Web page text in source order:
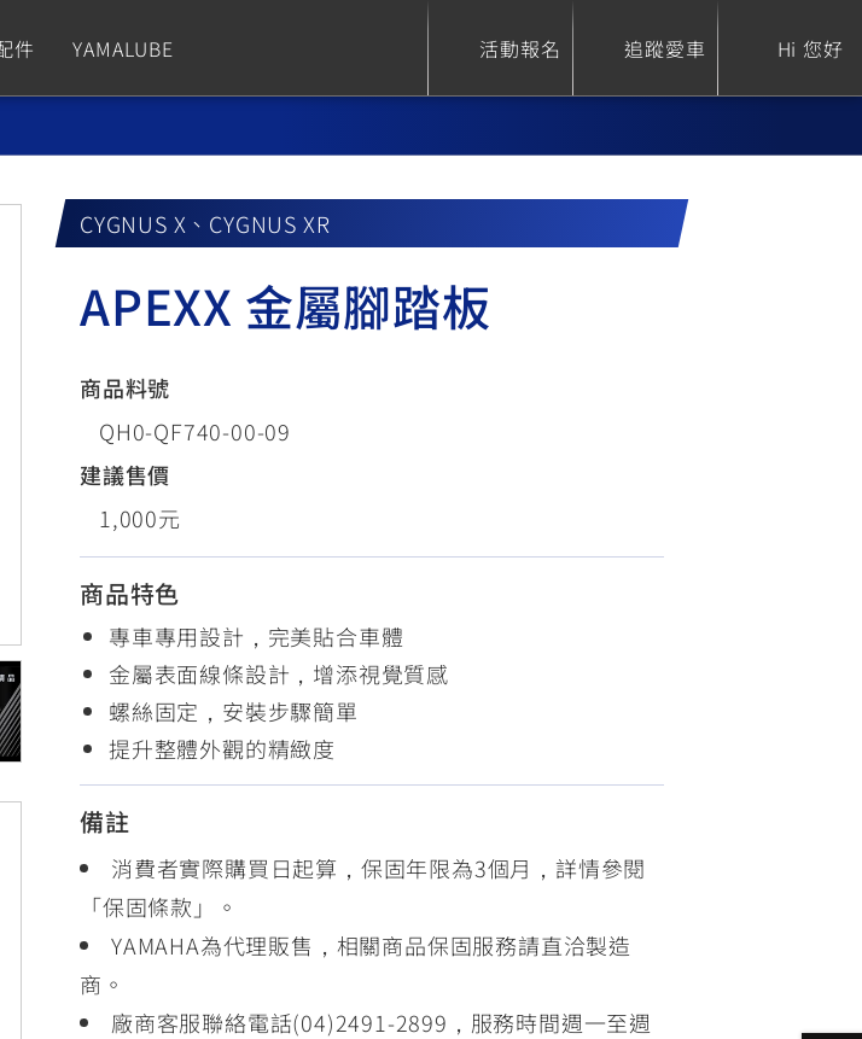
件 YAMALUBE 活動報名 追蹤愛車 Hi 您好
Sport Heritage
MT-09
550+
MT-07
MT-15
XSR 700
FZ-X
Fashion Adventure Family
BW'S
125
PW50
AXIS Z / Zii
瀏覽紀錄
CYGNUS X、CYGNUS XR
APEXX 金屬腳踏板
商品料號
QH0-QF740-00-09
建議售價
1,000元
商品特色
專車專用設計，完美貼合車體
金屬表面線條設計，增添視覺質感
螺絲固定，安裝步驟簡單
提升整體外觀的精緻度
備註
消費者實際購買日起算，保固年限為3個月，詳情參閱
「保固條款」。
YAMAHA為代理販售，相關商品保固服務請直洽製造
商。
廠商客服聯絡電話(04)2491-2899，服務時間週一至週